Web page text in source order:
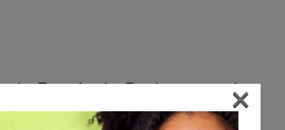
da Escola do Parlamento da
Por conta de problemas
×